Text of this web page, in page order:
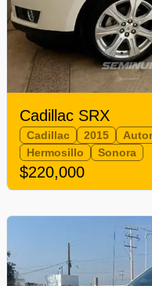
Cadillac SRX
Cadillac 2015
Hermosillo
Sonora
$220,000